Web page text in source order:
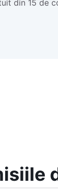
din 15 de